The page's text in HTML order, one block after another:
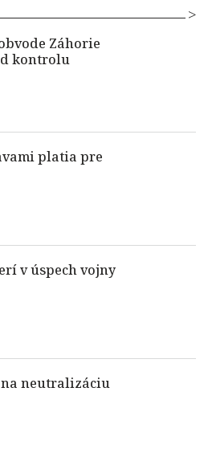
Záhorie
kontrolu
platia pre
v úspech vojny
neutralizáciu